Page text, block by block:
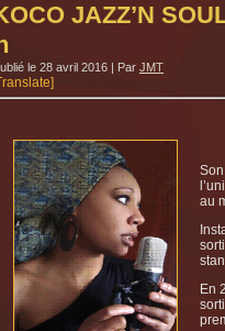
JAZZ’N
le 28 avril 2016 | Par JMT
au
En